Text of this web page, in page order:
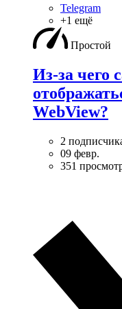
Telegram
+1 ещё
Простой
Из-за чего
WebView?
2
09 февр.
351